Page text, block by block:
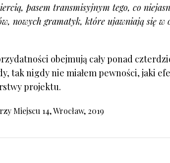
pasem transmisyjnym tego, co
nowych gramatyk, które ujawniają się w
obejmują cały ponad
tak nigdy nie miałem pewności, jaki
projektu.
Miejscu 14, Wrocław, 2019